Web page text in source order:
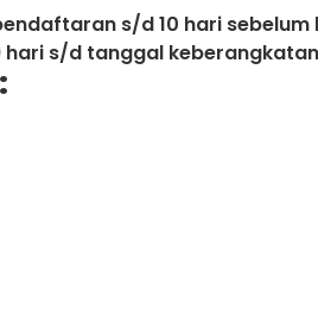
s/d 10 hari
hari s/d tanggal